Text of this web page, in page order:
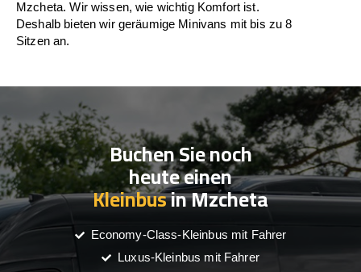
Mzcheta. Wir wissen, wie wichtig Komfort ist.
Deshalb bieten wir geräumige Minivans mit bis zu 8
Sitzen an.
Buchen Sie noch
heute einen
Kleinbusin Mzcheta
Economy-Class-Kleinbus mit Fahrer
Luxus-Kleinbus mit Fahrer